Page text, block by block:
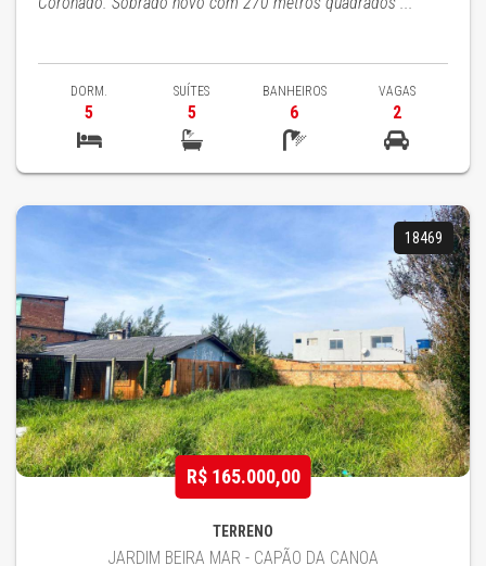
DORM.
5
SUÍTES
5
BANHEIROS
6
VAGAS
2
18469
R$ 165.000,00
TERRENO
JARDIM BEIRA MAR - CAPÃO DA CANOA